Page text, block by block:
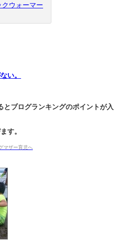
ウォーマー
い。
とブログランキングのポイントが入
す。